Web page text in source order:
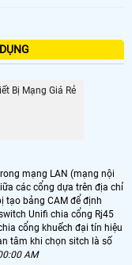
Bị Mạng Giá Rẻ
mạng LAN (mạng nội
các cổng dựa trên địa chỉ
tạo bảng CAM để định
Unifi chia cổng Rj45
cổng khuếch đại tín hiệu
tâm khi chọn sitch là số
AM